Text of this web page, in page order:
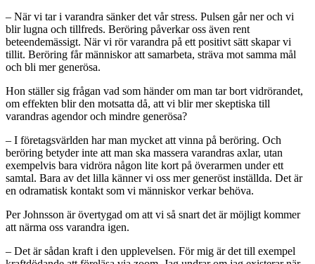
– När vi tar i varandra sänker det vår stress. Pulsen går ner och vi
blir lugna och tillfreds. Beröring påverkar oss även rent
beteendemässigt. När vi rör varandra på ett positivt sätt skapar vi
tillit. Beröring får människor att samarbeta, sträva mot samma mål
och bli mer generösa.
Hon ställer sig frågan vad som händer om man tar bort vidrörandet,
om effekten blir den motsatta då, att vi blir mer skeptiska till
varandras agendor och mindre generösa?
– I företagsvärlden har man mycket att vinna på beröring. Och
beröring betyder inte att man ska massera varandras axlar, utan
exempelvis bara vidröra någon lite kort på överarmen under ett
samtal. Bara av det lilla känner vi oss mer generöst inställda. Det är
en odramatisk kontakt som vi människor verkar behöva.
Per Johnsson är övertygad om att vi så snart det är möjligt kommer
att närma oss varandra igen.
– Det är sådan kraft i den upplevelsen. För mig är det till exempel